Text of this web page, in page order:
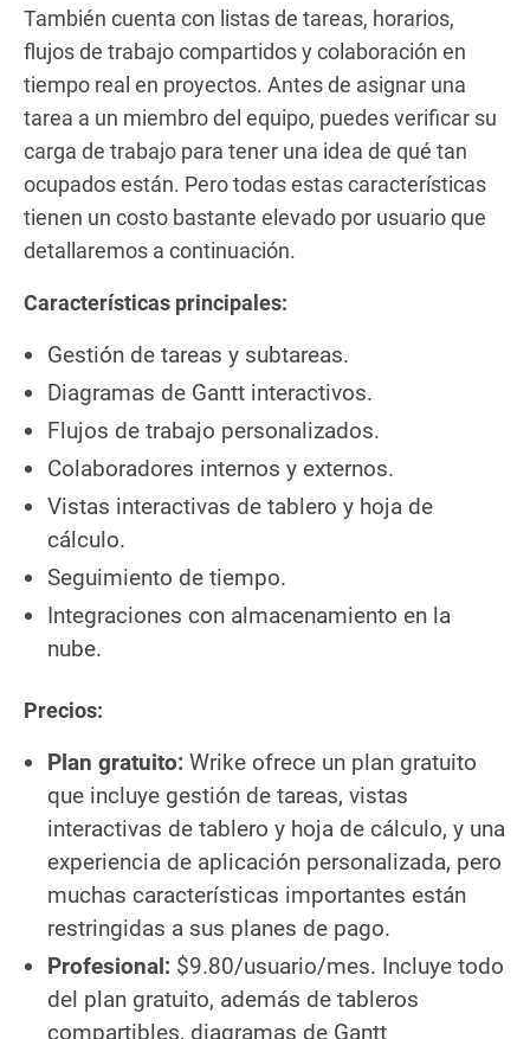
También cuenta con listas de tareas, horarios,
flujos de trabajo compartidos y colaboración en
tiempo real en proyectos. Antes de asignar una
tarea a un miembro del equipo, puedes verificar su
carga de trabajo para tener una idea de qué tan
ocupados están. Pero todas estas características
tienen un costo bastante elevado por usuario que
detallaremos a continuación.
Características principales:
Gestión de tareas y subtareas.
Diagramas de Gantt interactivos.
Flujos de trabajo personalizados.
Colaboradores internos y externos.
Vistas interactivas de tablero y hoja de
cálculo.
Seguimiento de tiempo.
Integraciones con almacenamiento en la
nube.
Precios:
Plan gratuito: Wrike ofrece un plan gratuito
que incluye gestión de tareas, vistas
interactivas de tablero y hoja de cálculo, y una
experiencia de aplicación personalizada, pero
muchas características importantes están
restringidas a sus planes de pago.
Profesional: $9.80/usuario/mes. Incluye todo
del plan gratuito, además de tableros
compartibles, diagramas de Gantt